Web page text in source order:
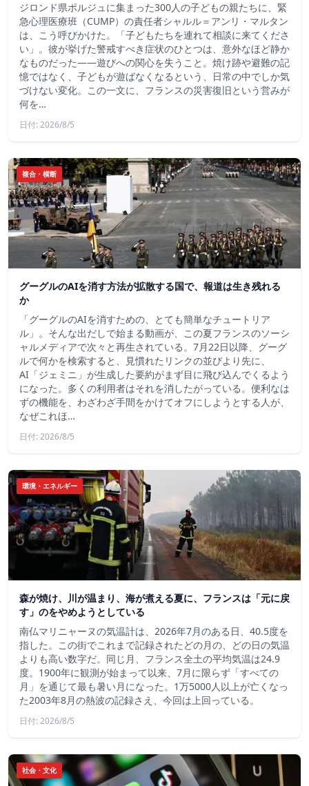
ジロンド県ポルジュに集まった300人の子どもの親たちに、緊
急心理医療班（CUMP）の責任者シャルル＝アンリ・マルタン
は、こう呼びかけた。「子どもたちを連れて相談に来てくださ
い」。彼が挙げた警戒すべき症状のひとつは、意外なほど静か
なものだった――遊びへの関心を失うこと。焼け跡や避難の記
憶ではなく、子どもが遊ばなくなるという、日常の中でしか気
づけない変化。この一文に、フランスの災害復旧という営みが
何を…
日付: 2026/8/5
複合・横断
グーグルのAIを消す方法が拡散する国で、報道は生き残れる
か
「グーグルのAIを消すための、とても簡単なチュートリア
ル」。そんな出だしで始まる動画が、この夏フランスのソーシ
ャルメディアで次々と再生されている。7月22日以降、グーグ
ルで何かを検索すると、見慣れたリンクの並びより先に、
AI「ジェミニ」が生成した要約がまず目に飛び込んでくるよう
になった。多くの利用者はそれを消したがっている。便利なは
ずの機能を、わざわざ手間をかけてオフにしようとする人が、
なぜこれほ…
日付: 2026/8/5
環境・エネルギー
森が焼け、川が温まり、海が煮える夏に、フランスは「元に戻
す」のをやめようとしている
南仏マリニャーヌの気温計は、2026年7月のある日、40.5度を
指した。この街でこれまで記録されたどの月の、どの日の気温
よりも高い数字だ。同じ月、フランス全土の平均気温は24.9
度。1900年に観測が始まって以来、7月に限らず「すべての
月」を通じて最も暑い月になった。1万5000人以上が亡くなっ
た2003年8月の熱波の記録さえ、今回は上回っている。
日付: 2026/8/5
社会・文化